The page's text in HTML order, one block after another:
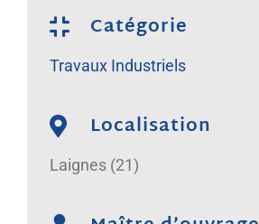
Catégorie
Travaux Industriels
Localisation
Laignes (21)